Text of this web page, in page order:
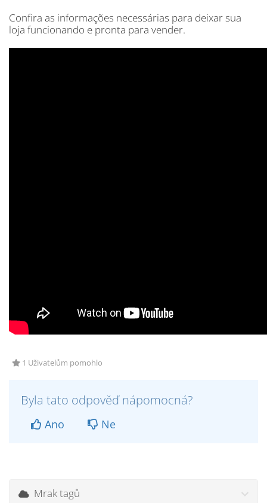
Confira as informações necessárias para deixar sua
loja funcionando e pronta para vender.
1 Uživatelům pomohlo
Byla tato odpověď nápomocná?
Ano Ne
Mrak tagů